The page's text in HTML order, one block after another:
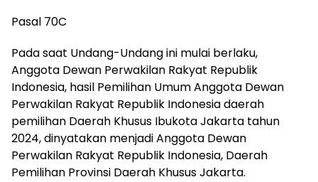
Pasal 70C
Pada saat Undang-Undang ini mulai berlaku,
Anggota Dewan Perwakilan Rakyat Republik
Indonesia, hasil Pemilihan Umum Anggota Dewan
Perwakilan Rakyat Republik Indonesia daerah
pemilihan Daerah Khusus Ibukota Jakarta tahun
2024, dinyatakan menjadi Anggota Dewan
Perwakilan Rakyat Republik Indonesia, Daerah
Pemilihan Provinsi Daerah Khusus Jakarta.